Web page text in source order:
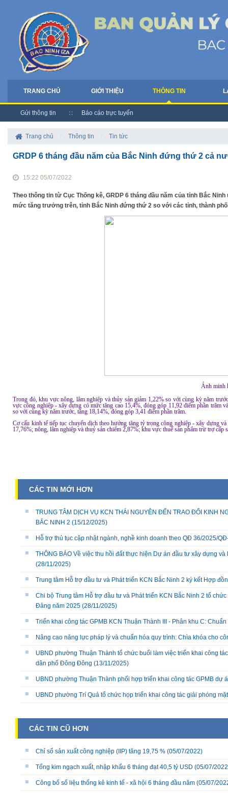
TRANG CHỦ GIỚI THIỆU THÔNG TIN
Gửi thông tin Báo cáo trực tuyến
Trang chủ Thông tin Tin tức
GRDP 6 tháng đầu năm của Bắc Ninh đứng thứ 2 cả
15:22 05/07/2022
Theo thông tin từ Cục Thống kê, GRDP 6 tháng đầu năm của tỉnh Bắc
mức tăng trưởng trên, tỉnh Bắc Ninh đứng thứ 2 so với các tỉnh, thành
Ảnh minh
Trong đó, khu vực nông, lâm nghiệp và thủy sản giảm 1,22% so với cùng kỳ năm
vực công nghiệp - xây dựng có mức tăng cao 15,4%, đóng góp 11,92 điểm phần
so với cùng kỳ năm trước, tăng 18,14%, đóng góp 3,41 điểm phần trăm.
Cơ cấu kinh tế tiếp tục chuyển dịch theo hướng tăng tỷ trọng công nghiệp - xây dựng
17,76%; nông, lâm nghiệp và thuỷ sản chiếm 2,87%; khu vực thuế sản phẩm trừ trợ cấp
CÁC TIN MỚI HƠN
TRUNG TÂM DỊCH VỤ KCN THÁI NGUYÊN ĐẾN TRAO ĐỔI KINH
BẮC NINH 2 (15/12/2025)
Hỗ trợ thủ tục cập nhật ngành, nghề kinh doanh theo QĐ 36/2025/
THÔNG BÁO Về việc thu hồi đất thực hiện Dự án đầu tư xây dựng
(28/11/2025)
Trung tâm Hỗ trợ đầu tư và Phát triển KCN Bắc Ninh 2 ký kết Hợp
Chi bộ Trung tâm Hỗ trợ đầu tư và Phát triển KCN Bắc Ninh 2 tổ
Đảng năm 2025 (28/11/2025)
Triển khai công tác GPMB KCN Thuận Thành III - Phân khu C:
Nâng cao năng lực pháp lý và chuẩn hóa quy trình: Chìa khóa cho
UBND phường Thuận Thành tổ chức buổi làm việc triển khai công
dân phố Đông Đông (13/11/2025)
UBND phường Thuận Thành phối hợp triển khai công tác GPMB dự
UBND phường Trí Quả tổ chức họp triển khai công tác giải phóng
CÁC TIN CŨ HƠN
Chỉ số sản xuất công nghiệp (IIP) tăng 19,75 % (05/07/2022)
Tổng kim ngạch xuất, nhập khẩu 6 tháng đạt 40,5 tỷ USD (05/07/
Công bố số liệu thống kê kinh tế - xã hội 6 tháng đầu năm (05/07/